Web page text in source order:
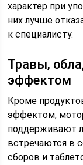
характер при
них лучше
к специалисту.
Травы,
эффектом
Кроме
эффектом,
поддерживают
встречаются в
сборов и